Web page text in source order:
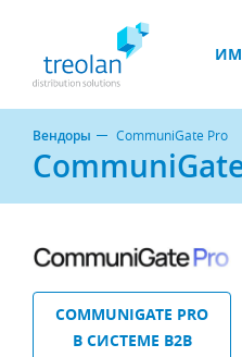
Вендоры CommuniGate Pro
COMMUNIGATE PRO
В СИСТЕМЕ B2B